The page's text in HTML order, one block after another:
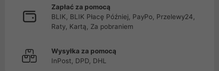
Zapłać za pomocą
BLIK, BLIK Płacę Później, PayPo, Przelewy24,
Raty, Kartą, Za pobraniem
Wysyłka za pomocą
InPost, DPD, DHL